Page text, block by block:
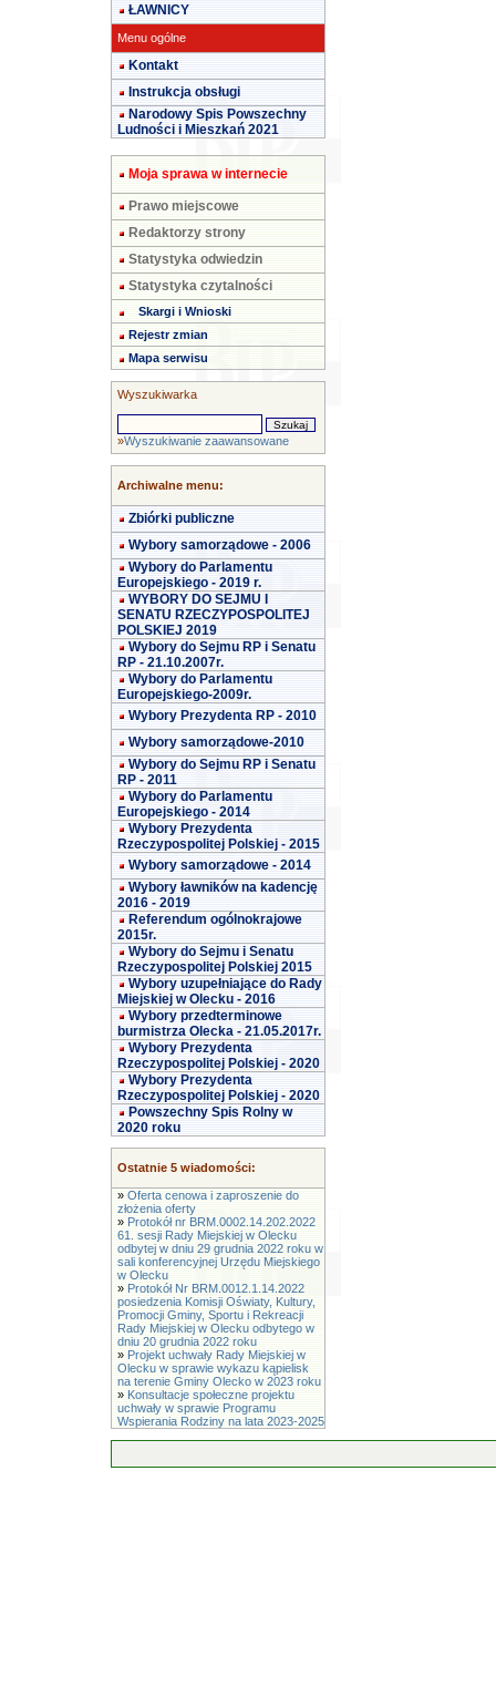
ŁAWNICY
Menu ogólne
Kontakt
Instrukcja obsługi
Narodowy Spis Powszechny
Ludności i Mieszkań 2021
Moja sprawa w internecie
Prawo miejscowe
Redaktorzy strony
Statystyka odwiedzin
Statystyka czytalności
Skargi i Wnioski
Rejestr zmian
Mapa serwisu
Wyszukiwarka
»Wyszukiwanie zaawansowane
Archiwalne menu:
Zbiórki publiczne
Wybory samorządowe - 2006
Wybory do Parlamentu
Europejskiego - 2019 r.
WYBORY DO SEJMU I
SENATU RZECZYPOSPOLITEJ
POLSKIEJ 2019
Wybory do Sejmu RP i Senatu
RP - 21.10.2007r.
Wybory do Parlamentu
Europejskiego-2009r.
Wybory Prezydenta RP - 2010
Wybory samorządowe-2010
Wybory do Sejmu RP i Senatu
RP - 2011
Wybory do Parlamentu
Europejskiego - 2014
Wybory Prezydenta
Rzeczypospolitej Polskiej - 2015
Wybory samorządowe - 2014
Wybory ławników na kadencję
2016 - 2019
Referendum ogólnokrajowe
2015r.
Wybory do Sejmu i Senatu
Rzeczypospolitej Polskiej 2015
Wybory uzupełniające do Rady
Miejskiej w Olecku - 2016
Wybory przedterminowe
burmistrza Olecka - 21.05.2017r.
Wybory Prezydenta
Rzeczypospolitej Polskiej - 2020
Wybory Prezydenta
Rzeczypospolitej Polskiej - 2020
Powszechny Spis Rolny w
2020 roku
Ostatnie 5 wiadomości:
» Oferta cenowa i zaproszenie do
złożenia oferty
» Protokół nr BRM.0002.14.202.2022
61. sesji Rady Miejskiej w Olecku
odbytej w dniu 29 grudnia 2022 roku w
sali konferencyjnej Urzędu Miejskiego
w Olecku
» Protokół Nr BRM.0012.1.14.2022
posiedzenia Komisji Oświaty, Kultury,
Promocji Gminy, Sportu i Rekreacji
Rady Miejskiej w Olecku odbytego w
dniu 20 grudnia 2022 roku
» Projekt uchwały Rady Miejskiej w
Olecku w sprawie wykazu kąpielisk
na terenie Gminy Olecko w 2023 roku
» Konsultacje społeczne projektu
uchwały w sprawie Programu
Wspierania Rodziny na lata 2023-2025